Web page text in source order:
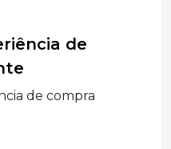
do TST que
Empresariais
assédio